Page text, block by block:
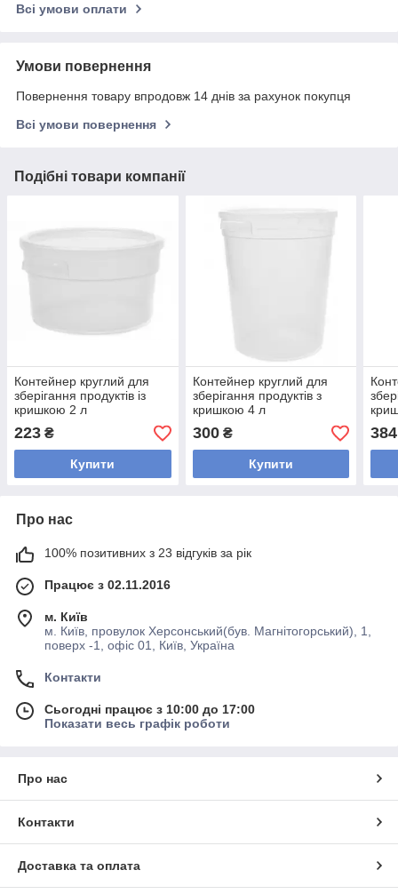
Всі умови оплати
Умови повернення
Повернення товару впродовж 14 днів за рахунок покупця
Всі умови повернення
Подібні товари компанії
Контейнер круглий для
зберігання продуктів із
кришкою 2 л
223 ₴
Купити
Контейнер круглий для
зберігання продуктів з
кришкою 4 л
300₴
Купити
384
Про нас
100% позитивних з 23 відгуків за рік
Працює з 02.11.2016
м. Київ
м. Київ, провулок Херсонський(був. Магнітогорський), 1,
поверх -1, офіс 01, Київ, Україна
Контакти
Сьогодні працює з 10:00 до 17:00
Показати весь графік роботи
Про нас
Контакти
Доставка та оплата